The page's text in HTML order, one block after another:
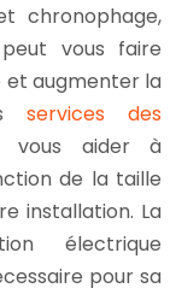
chronophage,
vous faire
et augmenter la
services des
vous aider à
de la taille
installation. La
électrique
pour sa